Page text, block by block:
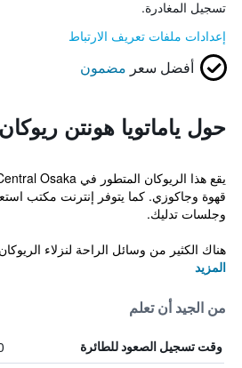
تسجيل المغادرة.
إعدادات ملفات تعريف الارتباط
أفضل سعر مضمون
حول ياماتويا هونتن
وجلسات تدليك.
هناك الكثير من وسائل الراحة لنزلاء
المزيد
من الجيد أن تعلم
وقت تسجيل الصعود للطائرة